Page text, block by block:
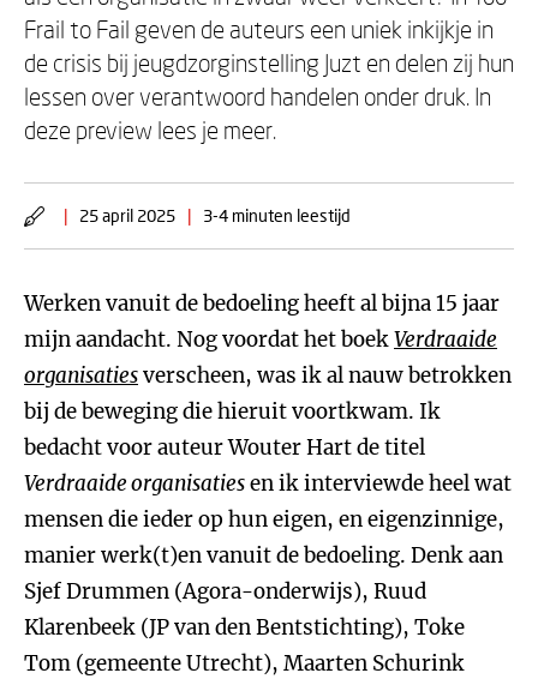
Frail to Fail geven de auteurs een uniek inkijkje in
de crisis bij jeugdzorginstelling Juzt en delen zij hun
lessen over verantwoord handelen onder druk. In
deze preview lees je meer.
| 25 april 2025 | 3-4 minuten leestijd
Werken vanuit de bedoeling heeft al bijna 15 jaar
mijn aandacht. Nog voordat het boekVerdraaide
organisatiesverscheen, was ik al nauw betrokken
bij de beweging die hieruit voortkwam. Ik
bedacht voor auteur Wouter Hart de titel
Verdraaide organisatiesen ik interviewde heel wat
mensen die ieder op hun eigen, en eigenzinnige,
manier werk(t)en vanuit de bedoeling. Denk aan
Sjef Drummen (Agora-onderwijs), Ruud
Klarenbeek (JP van den Bentstichting), Toke
Tom (gemeente Utrecht), Maarten Schurink